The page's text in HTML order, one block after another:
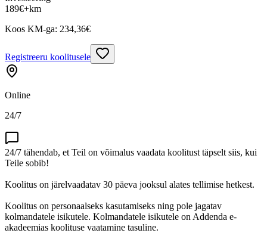
189€+km
Koos KM-ga: 234,36€
Registreeru koolitusele
Online
24/7
24/7 tähendab, et Teil on võimalus vaadata koolitust täpselt siis, kui
Teile sobib!
Koolitus on järelvaadatav 30 päeva jooksul alates tellimise hetkest.
Koolitus on personaalseks kasutamiseks ning pole jagatav
kolmandatele isikutele. Kolmandatele isikutele on Addenda e-
akadeemias koolituse vaatamine tasuline.